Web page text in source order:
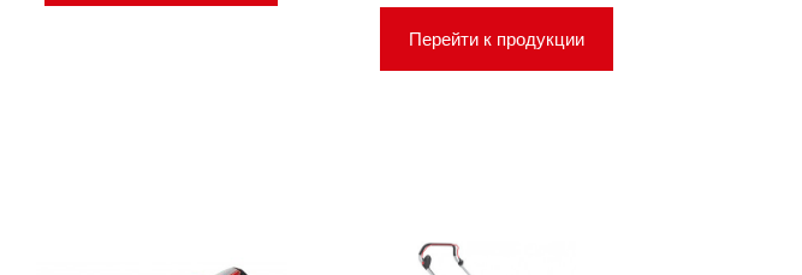
Перейти к продукции